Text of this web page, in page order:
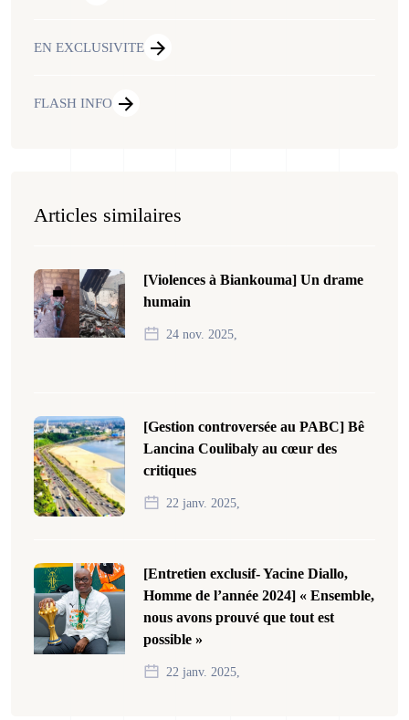
EN EXCLUSIVITE
FLASH INFO
Articles similaires
[Violences à Biankouma] Un drame
humain
24 nov. 2025,
[Gestion controversée au PABC] Bê
Lancina Coulibaly au cœur des
critiques
22 janv. 2025,
[Entretien exclusif- Yacine Diallo,
Homme de l’année 2024] « Ensemble,
nous avons prouvé que tout est
possible »
22 janv. 2025,